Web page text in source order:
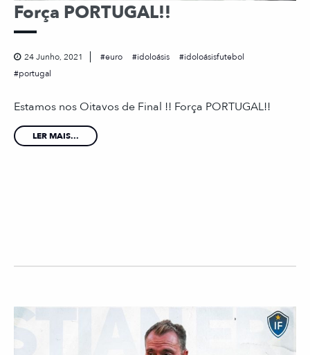
Força PORTUGAL!!
24 Junho, 2021 euro idoloásis
idoloásisfutebol
portugal
Estamos nos Oitavos de Final !! Força PORTUGAL!!
LER MAIS...